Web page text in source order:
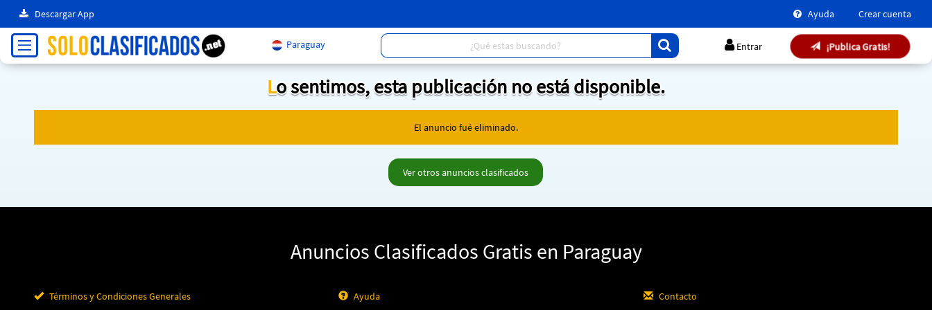
Descargar App Ayuda Crear cuenta
Paraguay Entrar ¡Publica Gratis!
Lo sentimos, esta publicación no está disponible.
El anuncio fué eliminado.
Ver otros anuncios clasificados
Anuncios Clasificados Gratis en Paraguay
Términos y Condiciones Generales Ayuda Contacto